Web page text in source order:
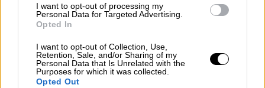
I want to opt-out of processing my
Personal Data for Targeted Advertising.
Opted In
I want to opt-out of Collection, Use,
Retention, Sale, and/or Sharing of my
Personal Data that Is Unrelated with the
Purposes for which it was collected.
Opted Out
προώθηση της απώλειας βάρους, τα φάρμακα
έχουν εγκριθεί για τη
μείωση του κινδύνου
επεισοδίων, ενώ δοκιμάζονται και για τη
βοήθεια στηνυπνική άπνοιακαι την
άμβλυνση εθιστικών συμπεριφορών